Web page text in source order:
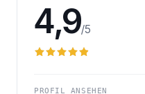
4,9/5
PROFIL ANSEHEN